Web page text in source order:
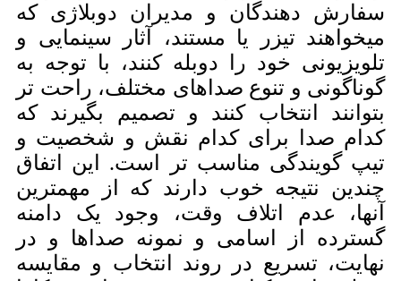
دهندگان و مدیران دوبلاژی که
تیزر یا مستند، آثار سینمایی و
خود را دوبله کنند، با توجه به
و تنوع صداهای مختلف، راحت تر
انتخاب کنند و تصمیم بگیرند که
صدا برای کدام نقش و شخصیت و
گویندگی مناسب تر است. این اتفاق
نتیجه خوب دارند که از مهمترین
عدم اتلاف وقت، وجود یک دامنه
از اسامی و نمونه صداها و در
تسریع در روند انتخاب و مقایسه